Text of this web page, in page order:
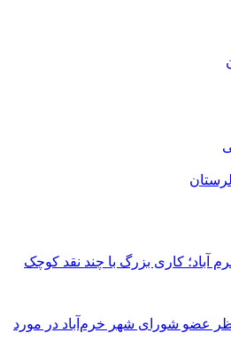
عضو شورای شهر خرم‌آباد در مورد